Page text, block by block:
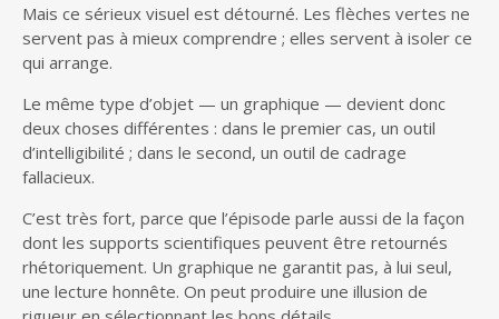
Mais ce sérieux visuel est détourné. Les flèches vertes ne
servent pas à mieux comprendre ; elles servent à isoler ce
qui arrange.
Le même type d’objet — un graphique — devient donc
deux choses différentes : dans le premier cas, un outil
d’intelligibilité ; dans le second, un outil de cadrage
fallacieux.
C’est très fort, parce que l’épisode parle aussi de la façon
dont les supports scientifiques peuvent être retournés
rhétoriquement. Un graphique ne garantit pas, à lui seul,
une lecture honnête. On peut produire une illusion de